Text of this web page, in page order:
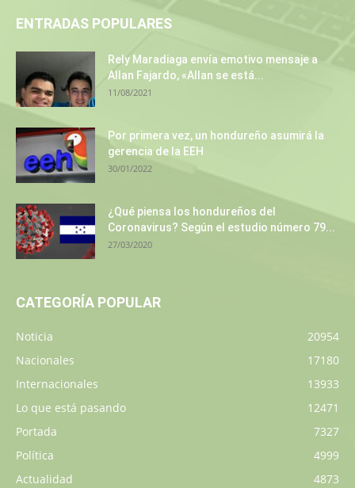
ENTRADAS POPULARES
Rely Maradiaga envía emotivo mensaje a
Allan Fajardo, «Allan se está...
11/08/2021
Por primera vez, un hondureño asumirá la
gerencia de la EEH
30/01/2022
¿Qué piensa los hondureños del
Coronavirus? Según el estudio número 79...
27/03/2020
CATEGORÍA POPULAR
Noticia
20954
Nacionales
17180
Internacionales
13933
Lo que está pasando
12471
Portada
7327
Política
4999
Actualidad
4873